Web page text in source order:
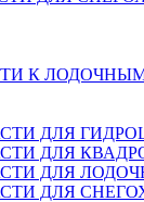
К
ДЛЯ
ДЛЯ
ДЛЯ
ДЛЯ